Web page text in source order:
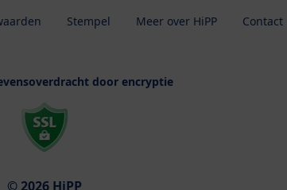
Stempel Meer over HiPP Contact
door encryptie
© 2026 HiPP